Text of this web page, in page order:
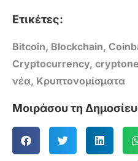
Ετικέτες:
Bitcoin, Blockchain,
Cryptocurrency,
νέα, Κρυπτονομίσματα
Μοιράσου τη